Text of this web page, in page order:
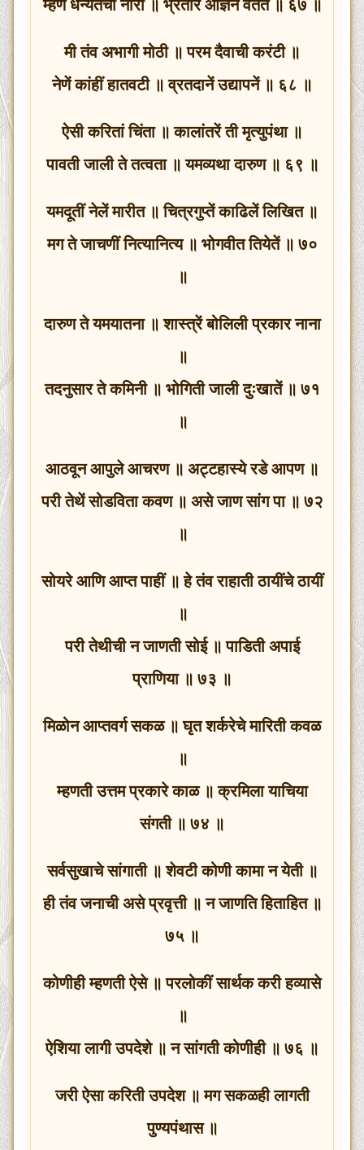
म्हणे धन्यतेची नारी ॥ भ्रतार आज्ञेनें वर्तत ॥ ६७ ॥
मी तंव अभागी मोठी ॥ परम दैवाची करंटी ॥
नेणें कांहीं हातवटी ॥ व्रतदानें उद्यापनें ॥ ६८ ॥
ऐसी करितां चिंता ॥ कालांतरें ती मृत्युपंथा ॥
पावती जाली ते तत्वता ॥ यमव्यथा दारुण ॥ ६९ ॥
यमदूतीं नेलें मारीत ॥ चित्रगुप्तें काढिलें लिखित ॥
मग ते जाचणीं नित्यानित्य ॥ भोगवीत तियेतें ॥ ७०
॥
दारुण ते यमयातना ॥ शास्त्रें बोलिली प्रकार नाना
॥
तदनुसार ते कमिनी ॥ भोगिती जाली दुःखातें ॥ ७१
॥
आठवून आपुले आचरण ॥ अट्टहास्ये रडे आपण ॥
परी तेथें सोडविता कवण ॥ असे जाण सांग पा ॥ ७२
॥
सोयरे आणि आप्त पाहीं ॥ हे तंव राहाती ठायींचे ठायीं
॥
परी तेथीची न जाणती सोई ॥ पाडिती अपाई
प्राणिया ॥ ७३ ॥
मिळोन आप्तवर्ग सकळ ॥ घृत शर्करेचे मारिती कवळ
॥
म्हणती उत्तम प्रकारे काळ ॥ क्रमिला याचिया
संगती ॥ ७४ ॥
सर्वसुखाचे सांगाती ॥ शेवटी कोणी कामा न येती ॥
ही तंव जनाची असे प्रवृत्ती ॥ न जाणति हिताहित ॥
७५ ॥
कोणीही म्हणती ऐसे ॥ परलोकीं सार्थक करी हव्यासे
॥
ऐशिया लागी उपदेशे ॥ न सांगती कोणीही ॥ ७६ ॥
जरी ऐसा करिती उपदेश ॥ मग सकळही लागती
पुण्यपंथास ॥